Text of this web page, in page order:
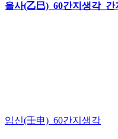
을사(乙巳)_60간지생각_간
임신(壬申)_60간지생각